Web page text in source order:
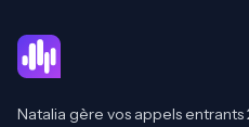
Natalia gère vos appels